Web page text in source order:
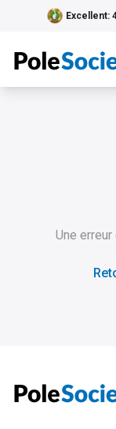
Excellent:
Une